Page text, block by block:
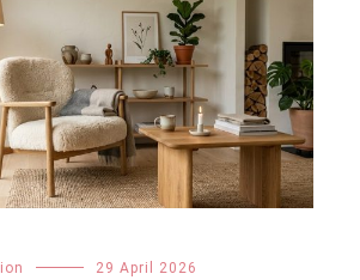
29 April 2026